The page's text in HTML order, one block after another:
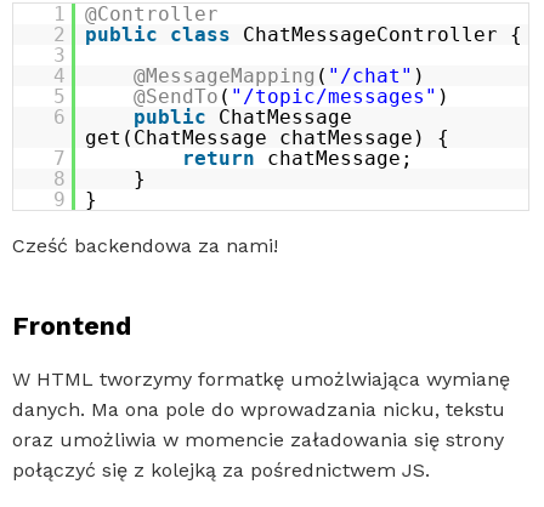
1
@Controller
2
public class
ChatMessageController {
3
4
@MessageMapping ( "/chat" )
5
@SendTo ( "/topic/messages" )
6
public
ChatMessage
get(ChatMessage chatMessage) {
7
return
chatMessage;
8
}
9
}
Cześć backendowa za nami!
Frontend
W HTML tworzymy formatkę umożlwiająca wymianę
danych. Ma ona pole do wprowadzania nicku, tekstu
oraz umożliwia w momencie załadowania się strony
połączyć się z kolejką za pośrednictwem JS.